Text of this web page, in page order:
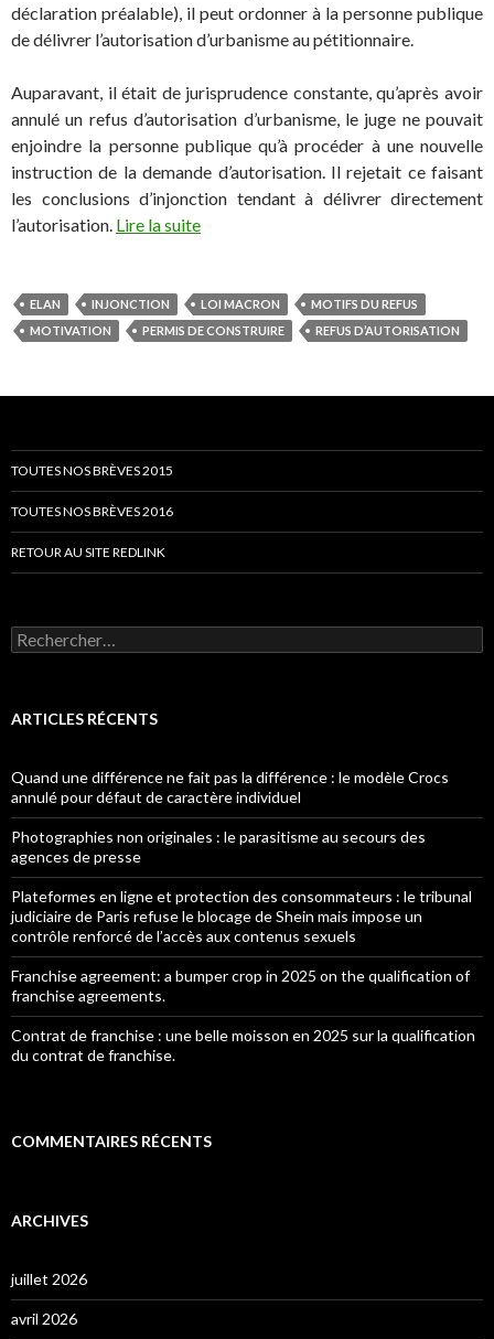
déclaration préalable), il peut ordonner à la personne publique
de délivrer l’autorisation d’urbanisme au pétitionnaire.
Auparavant, il était de jurisprudence constante, qu’après avoir
annulé un refus d’autorisation d’urbanisme, le juge ne pouvait
enjoindre la personne publique qu’à procéder à une nouvelle
instruction de la demande d’autorisation. Il rejetait ce faisant
les conclusions d’injonction tendant à délivrer directement
l’autorisation. Lire la suite
ELAN INJONCTION LOI MACRON
MOTIFS DU REFUS
MOTIVATION
PERMIS DE CONSTRUIRE REFUS D’AUTORISATION
TOUTES NOS BRÈVES 2015
TOUTES NOS BRÈVES 2016
RETOUR AU SITE REDLINK
Rechercher :
ARTICLES RÉCENTS
Quand une différence ne fait pas la différence : le modèle Crocs
annulé pour défaut de caractère individuel
Photographies non originales : le parasitisme au secours des
agences de presse
Plateformes en ligne et protection des consommateurs : le tribunal
judiciaire de Paris refuse le blocage de Shein mais impose un
contrôle renforcé de l’accès aux contenus sexuels
Franchise agreement: a bumper crop in 2025 on the qualification of
franchise agreements.
Contrat de franchise : une belle moisson en 2025 sur la qualification
du contrat de franchise.
COMMENTAIRES RÉCENTS
ARCHIVES
juillet 2026
avril 2026